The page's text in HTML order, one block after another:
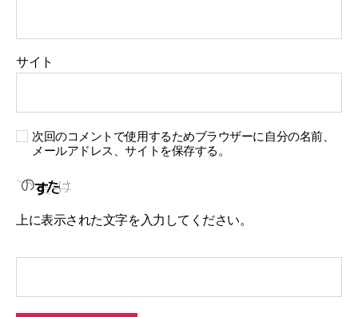
サイト
次回のコメントで使用するためブラウザーに自分の名前、
メールアドレス、サイトを保存する。
上に表示された文字を入力してください。